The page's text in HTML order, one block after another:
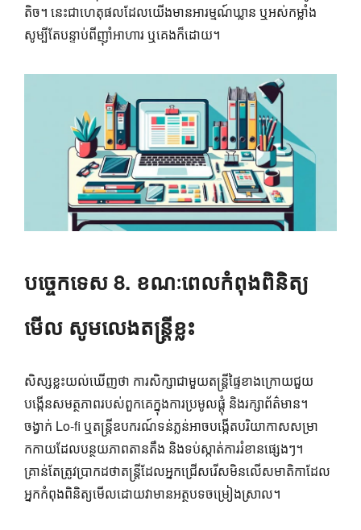
តិច។ នេះជាហេតុផលដែលយើងមានអារម្មណ៍ឃ្លាន ឬអស់កម្លាំង
សូម្បីតែបន្ទាប់ពីញ៉ាំអាហារ ឬគេងក៏ដោយ។
បច្ចេកទេស 8. ខណៈពេលកំពុងពិនិត្យ
មើល សូមលេងតន្ត្រីខ្លះ
សិស្សខ្លះយល់ឃើញថា ការសិក្សាជាមួយតន្ត្រីផ្ទៃខាងក្រោយជួយ
បង្កើនសមត្ថភាពរបស់ពួកគេក្នុងការប្រមូលផ្តុំ និងរក្សាព័ត៌មាន។
ចង្វាក់ Lo-fi ឬតន្ត្រីឧបករណ៍ទន់ភ្លន់អាចបង្កើតបរិយាកាសសម្រា
កកាយដែលបន្ថយភាពតានតឹង និងទប់ស្កាត់ការរំខានផ្សេងៗ។
គ្រាន់តែត្រូវប្រាកដថាតន្ត្រីដែលអ្នកជ្រើសរើសមិនលើសមាតិកាដែល
អ្នកកំពុងពិនិត្យមើលដោយវាមានអត្ថបទចម្រៀងស្រាល។